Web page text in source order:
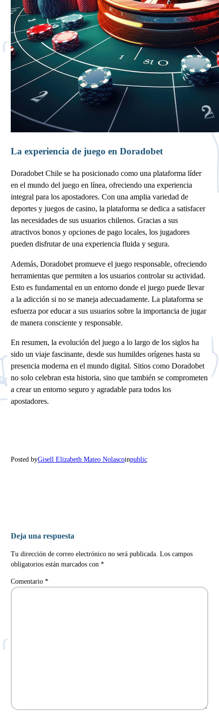
La experiencia de juego en Doradobet
Doradobet Chile se ha posicionado como una plataforma líder
en el mundo del juego en línea, ofreciendo una experiencia
integral para los apostadores. Con una amplia variedad de
deportes y juegos de casino, la plataforma se dedica a satisfacer
las necesidades de sus usuarios chilenos. Gracias a sus
atractivos bonos y opciones de pago locales, los jugadores
pueden disfrutar de una experiencia fluida y segura.
Además, Doradobet promueve el juego responsable, ofreciendo
herramientas que permiten a los usuarios controlar su actividad.
Esto es fundamental en un entorno donde el juego puede llevar
a la adicción si no se maneja adecuadamente. La plataforma se
esfuerza por educar a sus usuarios sobre la importancia de jugar
de manera consciente y responsable.
En resumen, la evolución del juego a lo largo de los siglos ha
sido un viaje fascinante, desde sus humildes orígenes hasta su
presencia moderna en el mundo digital. Sitios como Doradobet
no solo celebran esta historia, sino que también se comprometen
a crear un entorno seguro y agradable para todos los
apostadores.
Posted byGisell Elizabeth Mateo Nolascoinpublic
Deja una respuesta
Tu dirección de correo electrónico no será publicada. Los campos
obligatorios están marcados con*
Comentario*